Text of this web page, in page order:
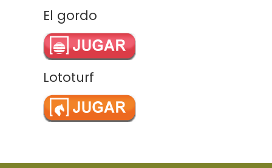
El gordo
Lototurf